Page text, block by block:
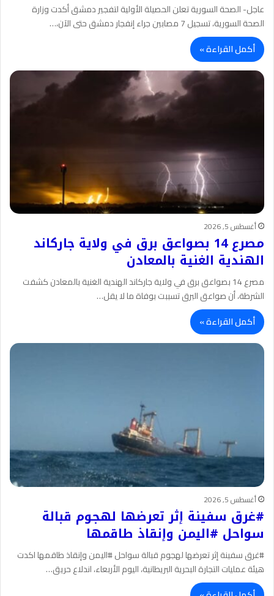
عاجل- الصحة السورية تعلن الحصيلة الأولية لتفجير دمشق أكدت وزارة
الصحة السورية، تسجيل 7 مصابين جراء إنفجار دمشق حتى الآن،…
أكمل القراءة »
أغسطس 5, 2026
مصرع 14 بصواعق برق في ولاية جاركاند
الهندية الغنية بالمعادن
مصرع 14 بصواعق برق في ولاية جاركاند الهندية الغنية بالمعادن كشفت
الشرطة، أن صواعق البرق تسببت بوفاة ما لا يقل…
أكمل القراءة »
أغسطس 5, 2026
#غرق سفينة إثر تعرضها لهجوم قبالة
سواحل #اليمن وإنقاذ طاقمها
#غرق سفينة إثر تعرضها لهجوم قبالة سواحل #اليمن وإنقاذ طاقمها اكدت
هيئة عمليات التجارة البحرية البريطانية، اليوم الأربعاء، اندلاع حريق…